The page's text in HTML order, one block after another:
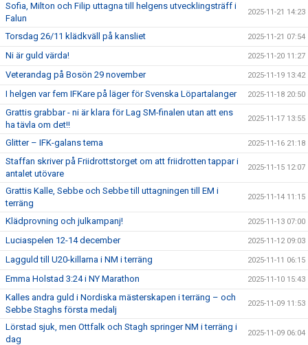
Sofia, Milton och Filip uttagna till helgens utvecklingsträff i
Falun
2025-11-21 14:23
Torsdag 26/11 klädkväll på kansliet 2025-11-21 07:54
Ni är guld värda! 2025-11-20 11:27
Veterandag på Bosön 29 november 2025-11-19 13:42
I helgen var fem IFKare på läger för Svenska Löpartalanger 2025-11-18 20:50
Grattis grabbar - ni är klara för Lag SM-finalen utan att ens
ha tävla om det!!
2025-11-17 13:55
Glitter – IFK-galans tema 2025-11-16 21:18
Staffan skriver på Friidrottstorget om att friidrotten tappar i
antalet utövare
2025-11-15 12:07
Grattis Kalle, Sebbe och Sebbe till uttagningen till EM i
terräng
2025-11-14 11:15
Klädprovning och julkampanj! 2025-11-13 07:00
Luciaspelen 12-14 december 2025-11-12 09:03
Lagguld till U20-killarna i NM i terräng 2025-11-11 06:15
Emma Holstad 3:24 i NY Marathon 2025-11-10 15:43
Kalles andra guld i Nordiska mästerskapen i terräng – och
Sebbe Staghs första medalj
2025-11-09 11:53
Lörstad sjuk, men Ottfalk och Stagh springer NM i terräng i
dag
2025-11-09 06:04